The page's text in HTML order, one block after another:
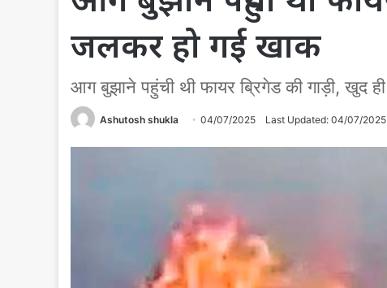
जलकर हो गई खाक
आग बुझाने पहुंची थी फायर ब्रिगेड की गाड़ी, खुद
Ashutosh shukla 04/07/2025 Last Updated: 04/07/2025